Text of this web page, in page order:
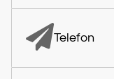
Telefon